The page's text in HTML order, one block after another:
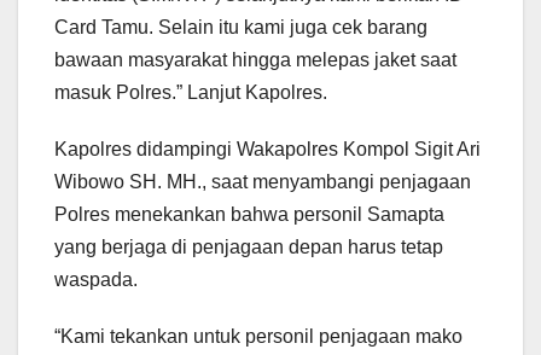
Card Tamu. Selain itu kami juga cek barang
bawaan masyarakat hingga melepas jaket saat
masuk Polres.” Lanjut Kapolres.
Kapolres didampingi Wakapolres Kompol Sigit Ari
Wibowo SH. MH., saat menyambangi penjagaan
Polres menekankan bahwa personil Samapta
yang berjaga di penjagaan depan harus tetap
waspada.
“Kami tekankan untuk personil penjagaan mako